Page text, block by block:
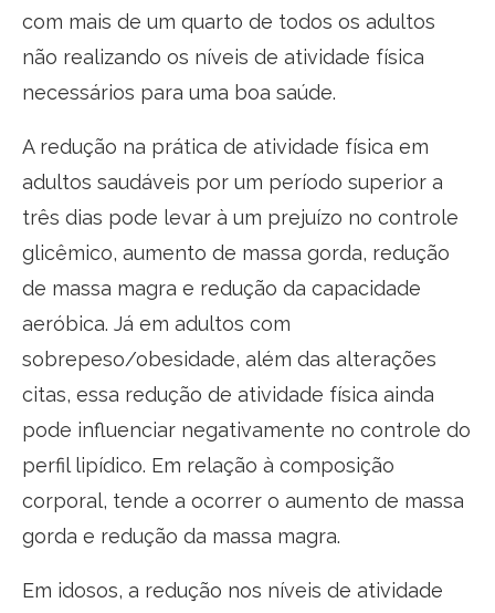
com mais de um quarto de todos os adultos
não realizando os níveis de atividade física
necessários para uma boa saúde.
A redução na prática de atividade física em
adultos saudáveis por um período superior a
três dias pode levar à um prejuízo no controle
glicêmico, aumento de massa gorda, redução
de massa magra e redução da capacidade
aeróbica. Já em adultos com
sobrepeso/obesidade, além das alterações
citas, essa redução de atividade física ainda
pode influenciar negativamente no controle do
perfil lipídico. Em relação à composição
corporal, tende a ocorrer o aumento de massa
gorda e redução da massa magra.
Em idosos, a redução nos níveis de atividade